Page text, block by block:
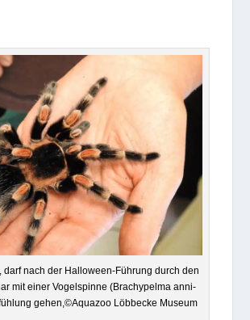
darf nach der Hal­lo­ween-Füh­rung durch den
mit einer Vogel­spinne (Brac­hy­pelma anni­
gehen,©Aquazoo Löbb­ecke Museum